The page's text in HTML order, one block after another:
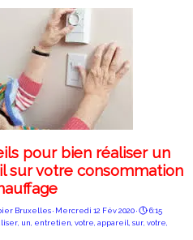
pour bien réaliser un
sur votre consommation
Bruxelles· Mercredi 12 Fév 2020 ·
6:15
un entretien votre appareil sur votre